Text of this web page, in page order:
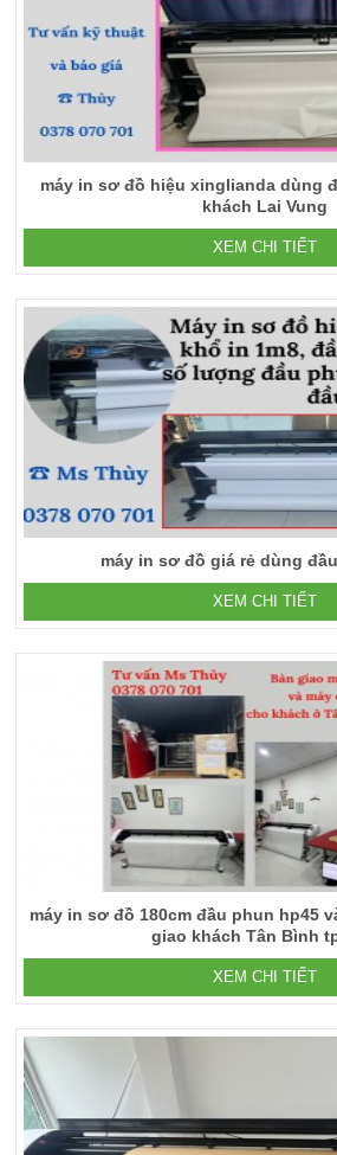
máy in sơ đồ hiệu xinglianda dùng
khách Lai Vung
XEM CHI TIẾT
máy in sơ đồ giá rẻ dùng
XEM CHI TIẾT
máy in sơ đồ 180cm đầu phun hp45
giao khách Tân Bình
XEM CHI TIẾT